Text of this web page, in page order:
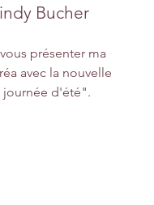
Bucher
présenter ma
avec la nouvelle
d'été".